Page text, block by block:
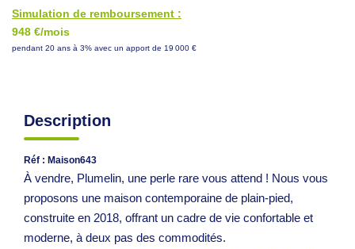
Simulation de remboursement :
948 €/mois
pendant 20 ans à 3% avec un apport de 19 000 €
Description
Réf : Maison643
À vendre, Plumelin, une perle rare vous attend ! Nous vous
proposons une maison contemporaine de plain-pied,
construite en 2018, offrant un cadre de vie confortable et
moderne, à deux pas des commodités.